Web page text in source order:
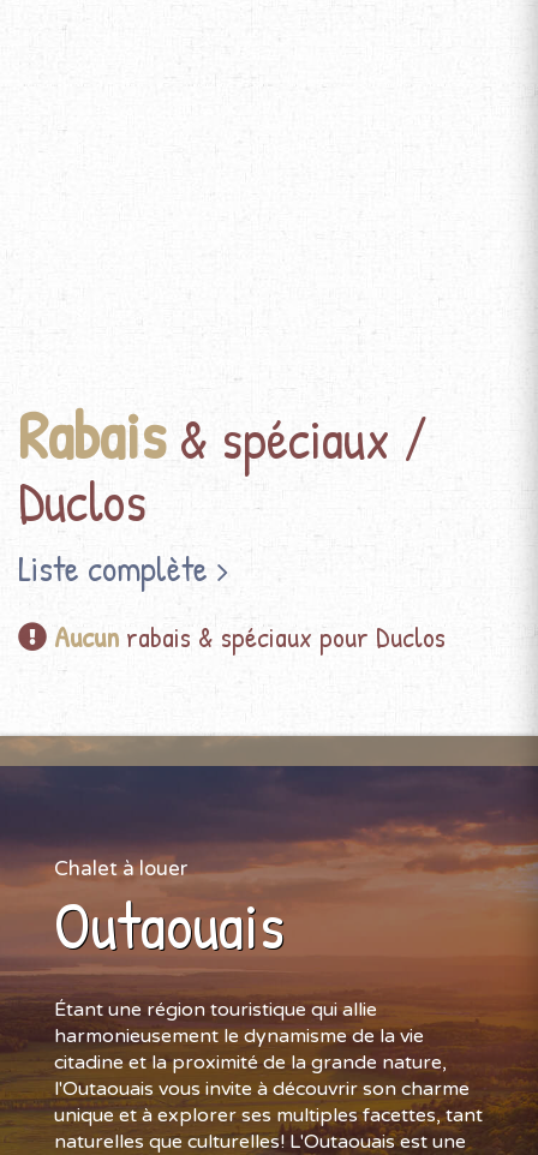
Rabais& spéciaux /
Duclos
Liste complète
Aucun rabais & spéciaux pour Duclos
Chalet à louer
Outaouais
Étant une région touristique qui allie
harmonieusement le dynamisme de la vie
citadine et la proximité de la grande nature,
l'Outaouais vous invite à découvrir son charme
unique et à explorer ses multiples facettes, tant
naturelles que culturelles! L'Outaouais est une